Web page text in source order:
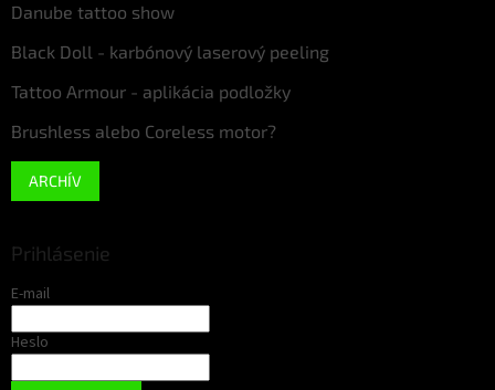
Danube tattoo show
Black Doll - karbónový laserový peeling
Tattoo Armour - aplikácia podložky
Brushless alebo Coreless motor?
ARCHÍV
Prihlásenie
E-mail
Heslo